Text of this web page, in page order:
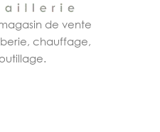
de vente
chauffage,